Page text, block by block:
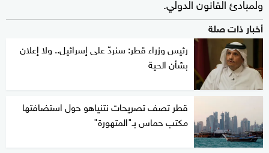
أخبار ذات صلة
رئيس وزراء قطر: سنردّ على إسرائيل.. ولا إعلان
بشأن الحية
قطر تصف تصريحات نتنياهو حول استضافتها
مكتب حماس بـ"المتهورة"